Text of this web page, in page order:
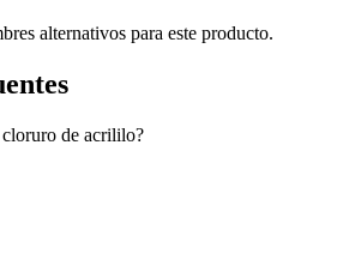
alternativos para este producto.
cloruro de acrililo?